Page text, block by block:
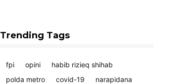
Trending Tags
fpi opini
habib rizieq shihab
polda metro
covid-19
narapidana